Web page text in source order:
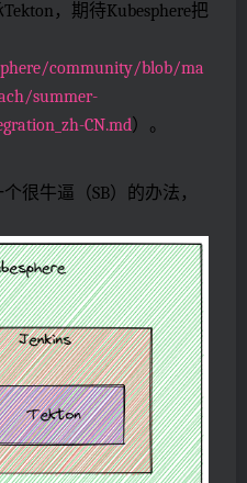
，期待Kubesphere把
community/blob/ma
summer-
CN.md）。
很牛逼（SB）的办法，